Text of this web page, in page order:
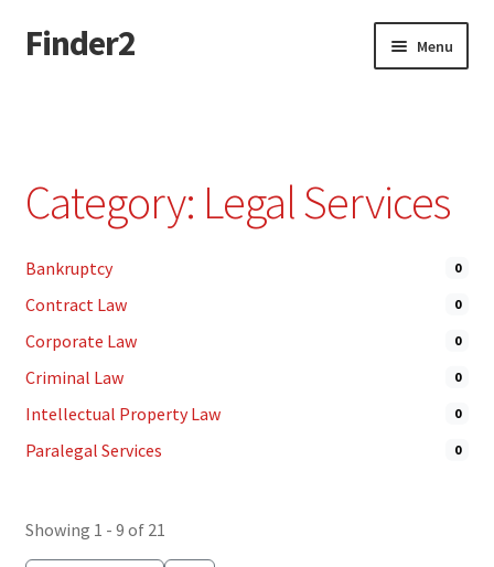
Skip
to
Skip
to
Finder2 Menu
Dashboard
Directory
Login or Register
Category: Legal Services
Bankruptcy 0
Contract Law 0
Corporate Law 0
Criminal Law 0
Intellectual Property Law 0
Paralegal Services 0
Showing 1 - 9 of 21